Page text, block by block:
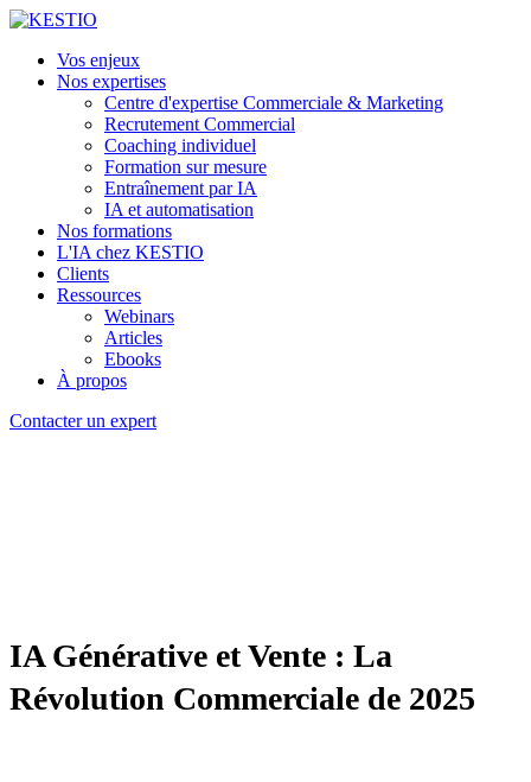
Vos enjeux
Nos expertises
Centre d'expertise Commerciale & Marketing
Recrutement Commercial
Coaching individuel
Formation sur mesure
Entraînement par IA
IA et automatisation
Nos formations
L'IA chez KESTIO
Clients
Ressources
Webinars
Articles
Ebooks
À propos
Contacter un expert
IA Générative et Vente : La
Révolution Commerciale de 2025